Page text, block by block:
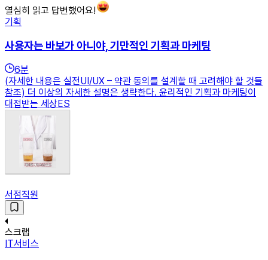
열심히 읽고 답변했어요!
기획
사용자는 바보가 아니야, 기만적인 기획과 마케팅
6분
(자세한 내용은 실전UI/UX – 약관 동의를 설계할 때 고려해야 할 것들
참조) 더 이상의 자세한 설명은 생략한다. 윤리적인 기획과 마케팅이
대접받는 세상ES
서점직원
스크랩
IT서비스